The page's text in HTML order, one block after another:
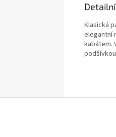
Klasická
elegantní
kabátem.